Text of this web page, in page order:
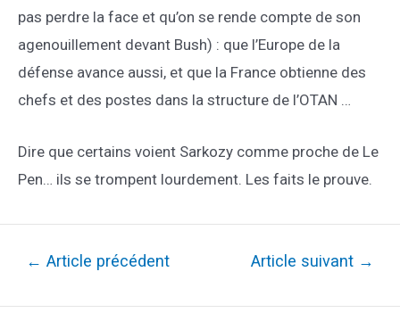
pas perdre la face et qu’on se rende compte de son
agenouillement devant Bush) : que l’Europe de la
défense avance aussi, et que la France obtienne des
chefs et des postes dans la structure de l’OTAN …
Dire que certains voient Sarkozy comme proche de Le
Pen… ils se trompent lourdement. Les faits le prouve.
Navigation
← Article précédent Article suivant →